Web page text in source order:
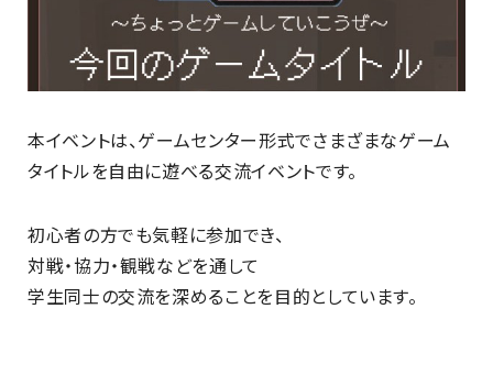
キャンパス
資料請求は
こちら
本イベントは、ゲームセンター形式でさまざまなゲーム
タイトルを自由に遊べる交流イベントです。
初心者の方でも気軽に参加でき、
対戦・協力・観戦などを通して
学生同士の交流を深めることを目的としています。